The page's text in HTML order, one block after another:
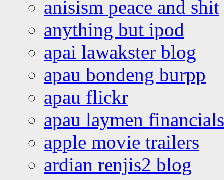
anisism peace and shit
anything but ipod
apai lawakster blog
apau bondeng burpp
apau flickr
apau laymen financials
apple movie trailers
ardian renjis2 blog